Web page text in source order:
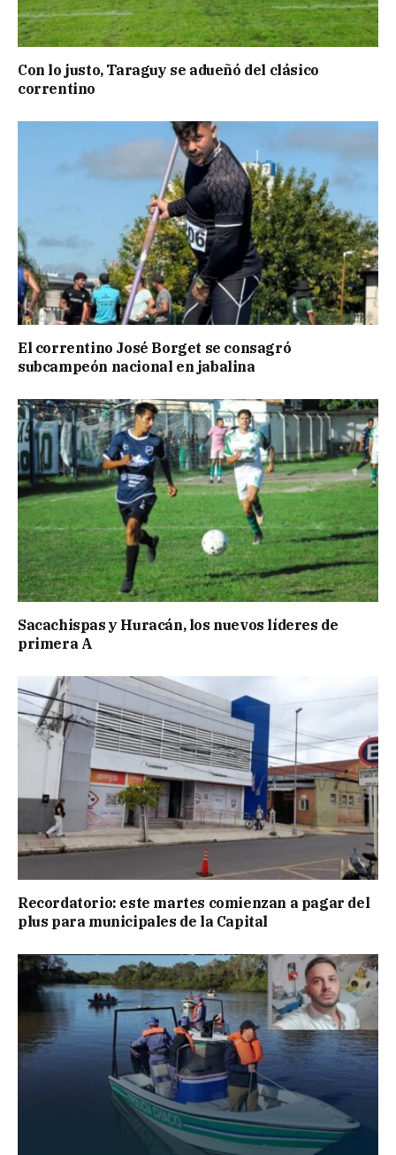
Con lo justo, Taraguy se adueñó del clásico
correntino
El correntino José Borget se consagró
subcampeón nacional en jabalina
Sacachispas y Huracán, los nuevos líderes de
primera A
Recordatorio: este martes comienzan a pagar del
plus para municipales de la Capital